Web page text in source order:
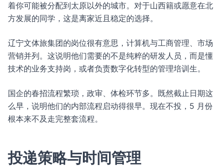
着你可能被分配到太原以外的城市。对于山西籍或愿意在北
方发展的同学，这是离家近且稳定的选择。
辽宁文体旅集团的岗位很有意思，计算机与工商管理、市场
营销并列。这说明他们需要的不是纯粹的研发人员，而是懂
技术的业务支持岗，或者负责数字化转型的管理培训生。
国企的春招流程繁琐，政审、体检环节多。既然截止日期这
么早，说明他们的内部流程启动得很早。现在不投，5 月份
根本来不及走完整套流程。
投递策略与时间管理